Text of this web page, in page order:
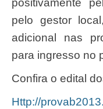
positivamente
pelo gestor
adicional nas
para ingresso no
Confira o edital
http://provab2013.saude.gov.br/documentos/Edital-